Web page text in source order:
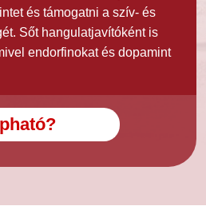
és támogatni a szív- és
Sőt hangulatjavítóként is
endorfinokat és dopamint